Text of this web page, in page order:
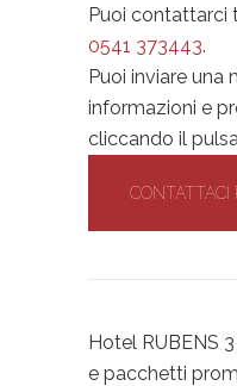
Puoi contattarci
0541 373443.
Puoi inviare una
informazioni e
cliccando il
CONTATTACI
Hotel RUBENS
e pacchetti